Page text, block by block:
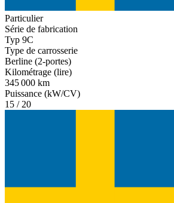
Particulier
Série de fabrication
Typ 9C
Type de carrosserie
Berline (2-portes)
Kilométrage (lire)
345 000 km
Puissance (kW/CV)
15 / 20